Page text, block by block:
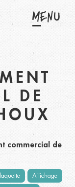
Menu
DE
commercial de
Affichage